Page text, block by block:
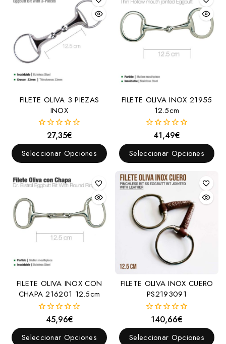
FILETE OLIVA 3 PIEZAS
INOX
fuera
de
27,35€
Seleccionar Opciones
FILETE OLIVA INOX 21955
12.5cm
fuera
de
41,49€
Seleccionar Opciones
FILETE OLIVA INOX CON
CHAPA 216201 12.5cm
fuera
de
45,96€
Seleccionar Opciones
FILETE OLIVA INOX CUERO
PS2193091
fuera
de
140,66€
Seleccionar Opciones